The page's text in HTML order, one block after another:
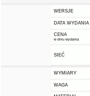
WERSJE
DATA WYDANIA
CENA
w dniu wydania
SIEĆ
WYMIARY
WAGA